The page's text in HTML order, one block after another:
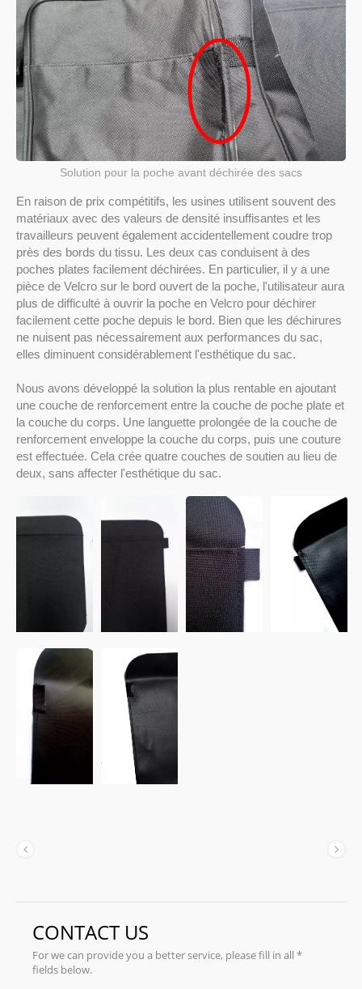
Solution pour la poche avant déchirée des sacs
En raison de prix compétitifs, les usines utilisent souvent des
matériaux avec des valeurs de densité insuffisantes et les
travailleurs peuvent également accidentellement coudre trop
près des bords du tissu. Les deux cas conduisent à des
poches plates facilement déchirées. En particulier, il y a une
pièce de Velcro sur le bord ouvert de la poche, l'utilisateur aura
plus de difficulté à ouvrir la poche en Velcro pour déchirer
facilement cette poche depuis le bord. Bien que les déchirures
ne nuisent pas nécessairement aux performances du sac,
elles diminuent considérablement l'esthétique du sac.
Nous avons développé la solution la plus rentable en ajoutant
une couche de renforcement entre la couche de poche plate et
la couche du corps. Une languette prolongée de la couche de
renforcement enveloppe la couche du corps, puis une couture
est effectuée. Cela crée quatre couches de soutien au lieu de
deux, sans affecter l'esthétique du sac.